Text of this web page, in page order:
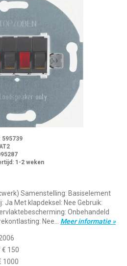
595739
1-2 weken
Samenstelling: Basiselement
Ja Met klapdeksel: Nee Gebruik:
Onbehandeld
Nee... Meer informatie »
150
1000